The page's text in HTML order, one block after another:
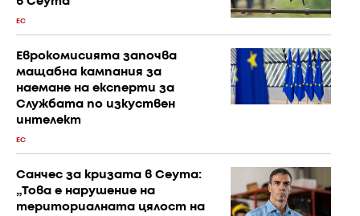
ЕС
Еврокомисията започва
мащабна кампания за
наемане на експерти за
Службата по изкуствен
интелект
ЕС
Санчес за кризата в Сеута:
„Това е нарушение на
териториалната цялост на